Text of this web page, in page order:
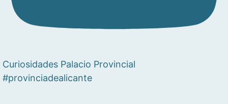
Curiosidades Palacio Provincial
#provinciadealicante